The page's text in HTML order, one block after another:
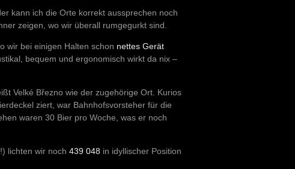
kann ich die Orte korrekt aussprechen noch
zeigen, wo wir überall rumgegurkt sind.
wir bei einigen Halten schon nettes Gerät
bequem und ergonomisch wirkt da nix –
Velké Březno wie der zugehörige Ort. Kurios
ziert, war Bahnhofsvorsteher für die
waren 30 Bier pro Woche, was er noch
lichten wir noch 439 048 in idyllischer Position